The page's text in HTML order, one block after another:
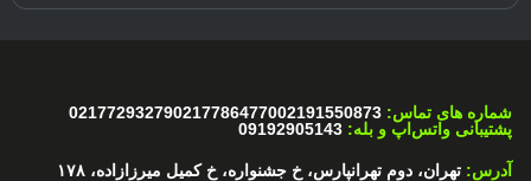
شماره های تماس: 02191550873
02177864770
02177293279
پشتیبانی واتس‌اپ و بله: 09192905143
آدرس:
تهران، دوم تهرانپارس، خ جشنواره، خ کمیل میرزازاده، ۱۷۸